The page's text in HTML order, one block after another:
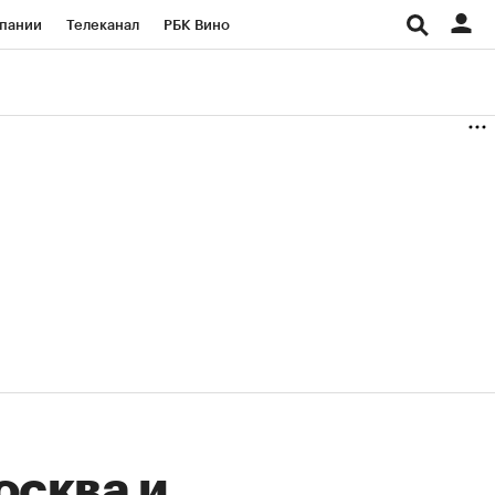
Телеканал РБК Вино